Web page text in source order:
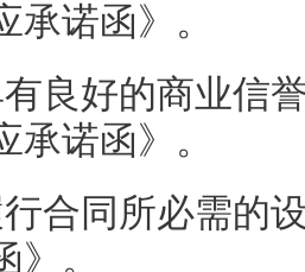
承诺函》。
良好的商业信
承诺函》。
合同所必需的
》。